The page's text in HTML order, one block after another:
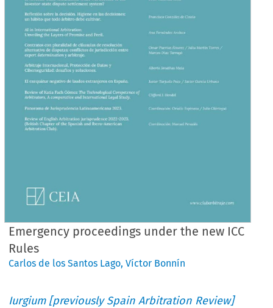
Emergency proceedings under the new ICC
Rules
Carlos de los Santos Lago,Víctor Bonnín
Iurgium [previously Spain Arbitration Review]